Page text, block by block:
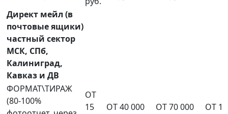
Директ мейл (в
почтовые ящики)
частный сектор
МСК, СПб,
Калиниград,
Кавказ и ДВ
ФОРМАТ\ТИРАЖ
(80-100%
ОТ
15
ОТ 40 000
ОТ 70 000
ОТ